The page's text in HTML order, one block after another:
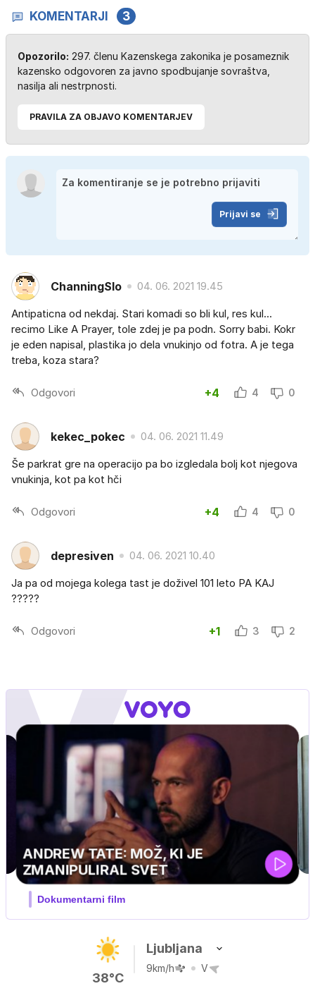
KOMENTARJI 3
Opozorilo: 297. členu Kazenskega zakonika je posameznik
kazensko odgovoren za javno spodbujanje sovraštva,
nasilja ali nestrpnosti.
PRAVILA ZA OBJAVO KOMENTARJEV
Prijavi se
ChanningSlo 04. 06. 2021 19.45
Antipaticna od nekdaj. Stari komadi so bli kul, res kul...
recimo Like A Prayer, tole zdej je pa podn. Sorry babi. Kokr
je eden napisal, plastika jo dela vnukinjo od fotra. A je tega
treba, koza stara?
Odgovori +4 4 0
kekec_pokec 04. 06. 2021 11.49
Še parkrat gre na operacijo pa bo izgledala bolj kot njegova
vnukinja, kot pa kot hči
Odgovori +4 4 0
depresiven 04. 06. 2021 10.40
Ja pa od mojega kolega tast je doživel 101 leto PA KAJ
?????
Odgovori +1 3 2
MOJ PRIJATELJ PINGVIN
Film meseca / družinski, pustolovski
38°C
Ljubljana
9km/h V